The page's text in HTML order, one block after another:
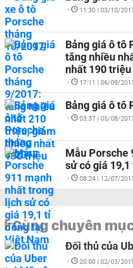
- 11:30 | 03/10/
Bảng giá ô tô
tăng nhiều
nhất 190 triệu
- 17:11 | 06/09/
Bảng giá ô tô
- 03:37 | 05/08/
Mẫu Porsche
sử có giá
- 08:24 | 12/07/
Cùng chuyên
Đối thủ của
- 20:00 | 02/03/